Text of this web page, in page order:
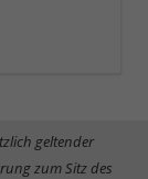
geltender
zum Sitz des